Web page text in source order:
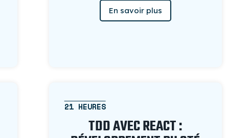
En savoir plus
21 HEURES
TDD AVEC REACT :